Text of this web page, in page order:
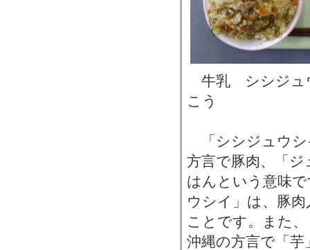
牛乳 シシジュ
こう
「シシジュウシ
方言で豚肉、「
はんという意味
ウシイ」は、豚
ことです。また
沖縄の方言で「